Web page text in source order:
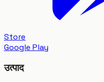
Store
Google Play
उत्पाद